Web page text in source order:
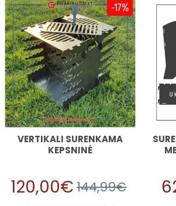
-17%
VERTIKALI SURENKAMA
KEPSNINĖ
120,00€ 144,99€